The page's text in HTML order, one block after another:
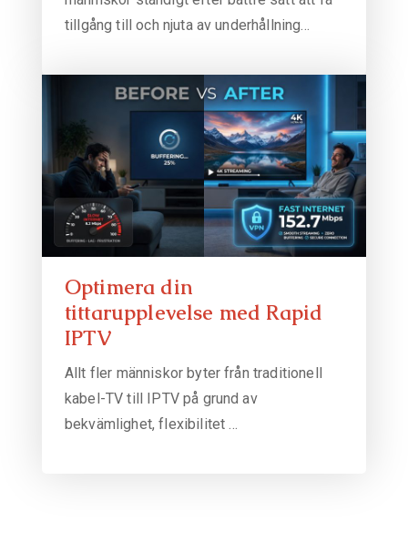
tillgång till och njuta av underhållning…
Optimera din
tittarupplevelse med Rapid
IPTV
Allt fler människor byter från traditionell
kabel-TV till IPTV på grund av
bekvämlighet, flexibilitet …